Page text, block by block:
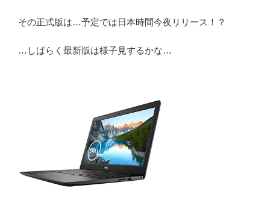
その正式版は…予定では日本時間今夜リリース！？
…しばらく最新版は様子見するかな…